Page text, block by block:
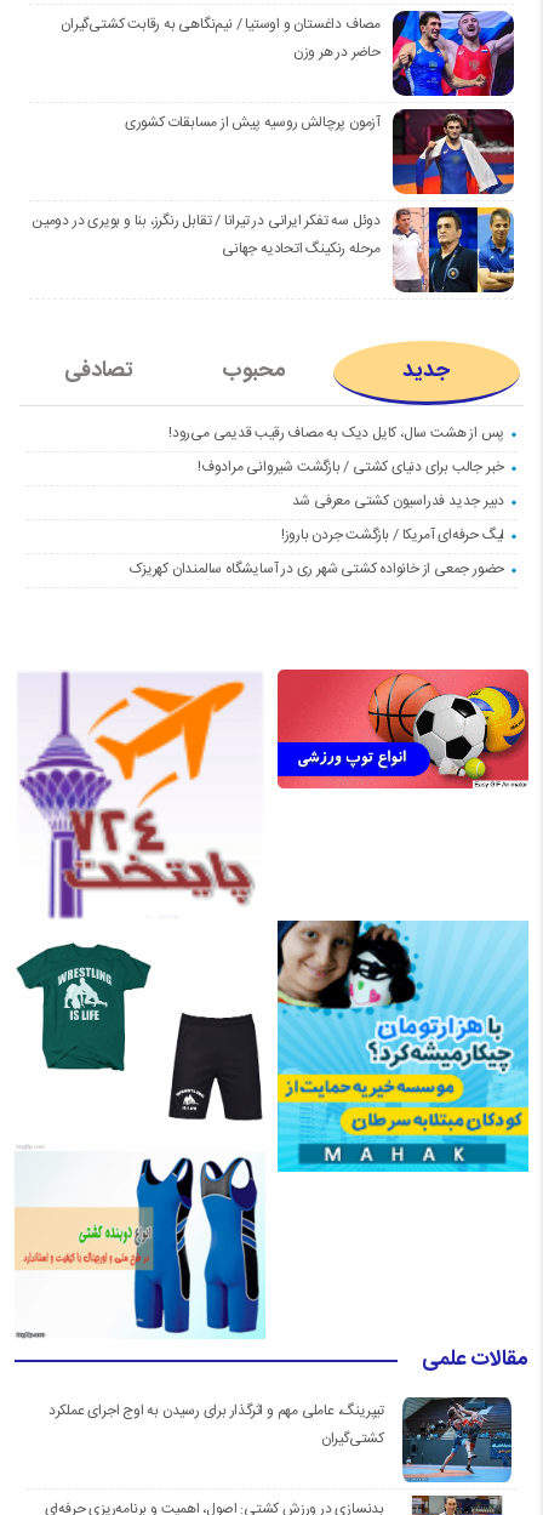
مصاف داغستان و اوستیا / نیم‌نگاهی به رقابت کشتی‌گیران
حاضر در هر وزن
آزمون پرچالش روسیه پیش از مسابقات کشوری
دوئل سه تفکر ایرانی در تیرانا / تقابل رنگرز، بنا و بویری در دومین
مرحله رنکینگ اتحادیه جهانی
جدید محبوب تصادفی
پس از هشت سال، کایل دیک به مصاف رقیب قدیمی می‌رود!
خبر جالب برای دنیای کشتی / بازگشت شیروانی مرادوف!
دبیر جدید فدراسیون کشتی معرفی شد
لیگ حرفه‌ای آمریکا / بازگشت جردن باروز!
حضور جمعی از خانواده کشتی شهر ری در آسایشگاه سالمندان کهریزک
مقالات علمی
تیپرینگ، عاملی مهم و اثرگذار برای رسیدن به اوج اجرای عملکرد
کشتی‌گیران
بدنسازی در ورزش کشتی: اصول، اهمیت و برنامه‌ریزی حرفه‌ای